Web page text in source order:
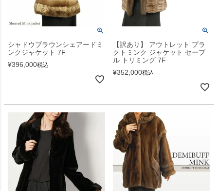
シャドウブラウンシェアードミ
ンクジャケット 7F
¥396,000税込
【訳あり】 アウトレット プラ
クトミンク ジャケット セーブ
ル トリミング 7F
¥352,000税込